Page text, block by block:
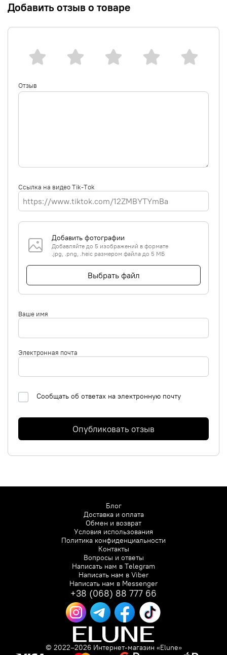
Добавить отзыв о товаре
Отзыв
Ссылка на видео Tik-Tok
Добавить фотографии
Добавляйте до 5 изображений в формате
.jpg, .png, .heic размером файла до 5 МБ
Выбрать файл
Ваше имя
Электронная почта
Сообщать об ответах на электронную почту
Опубликовать отзыв
© 2022–2026 Интернет-магазин «Elune»
Блог
Доставка и оплата
Обмен и возврат
Условия использования
Политика конфиденциальности
Контакты
Вопросы и ответы
Написать нам в Telegram
Написать нам в Viber
Написать нам в Messenger
+38 (068) 88 777 66